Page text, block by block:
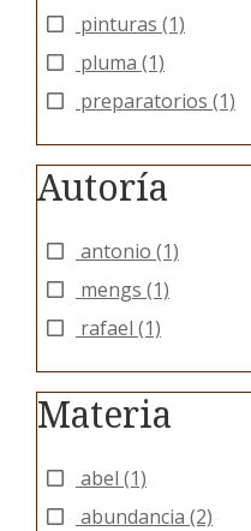
pinturas (1)
pluma (1)
preparatorios (1)
Autoría
antonio (1)
mengs (1)
rafael (1)
Materia
abel (1)
abundancia (2)